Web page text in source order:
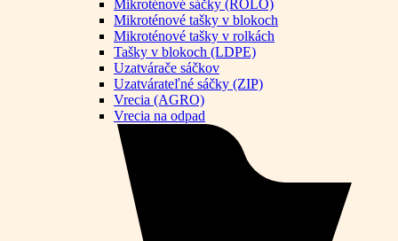
Mikroténové sáčky (ROLO)
Mikroténové tašky v blokoch
Mikroténové tašky v rolkách
Tašky v blokoch (LDPE)
Uzatvárače sáčkov
Uzatvárateľné sáčky (ZIP)
Vrecia (AGRO)
Vrecia na odpad